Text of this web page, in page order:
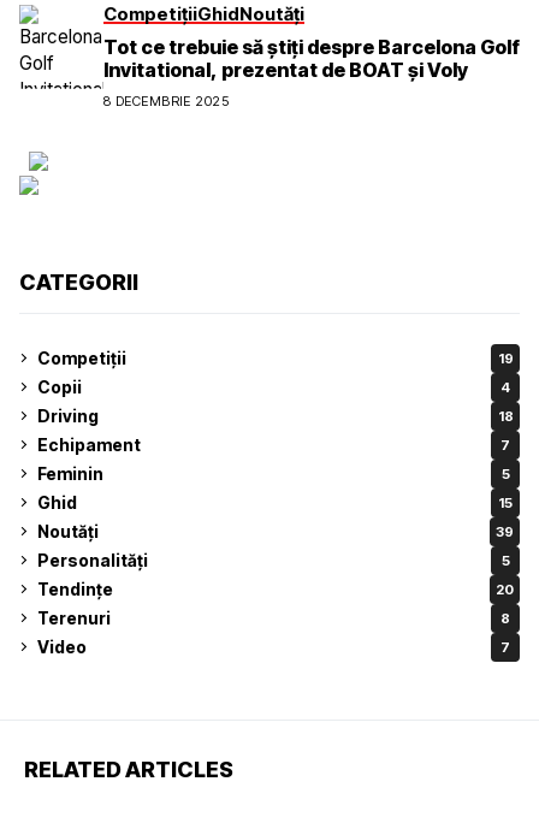
CompetițiiGhidNoutăți
Tot ce trebuie să știți despre Barcelona Golf
Invitational, prezentat de BOAT și Voly
8 DECEMBRIE 2025
CATEGORII
Competiții 19
Copii 4
Driving 18
Echipament 7
Feminin 5
Ghid 15
Noutăți 39
Personalități 5
Tendințe 20
Terenuri 8
Video 7
RELATED ARTICLES